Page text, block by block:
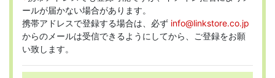
ールが届かない場合があります。
携帯アドレスで登録する場合は、必ず info@linkstore.co.jp
からのメールは受信できるようにしてから、ご登録をお願
い致します。